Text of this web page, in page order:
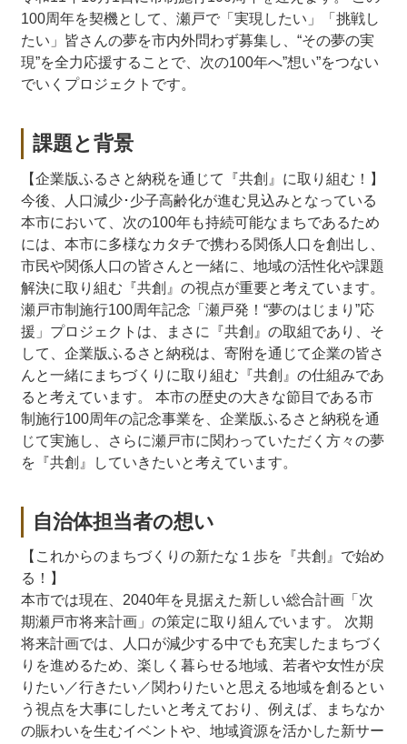
100周年を契機として、瀬戸で「実現したい」「挑戦し
たい」皆さんの夢を市内外問わず募集し、“その夢の実
現”を全力応援することで、次の100年へ”想い”をつない
でいくプロジェクトです。
課題と背景
【企業版ふるさと納税を通じて『共創』に取り組む！】
今後、人口減少･少子高齢化が進む見込みとなっている
本市において、次の100年も持続可能なまちであるため
には、本市に多様なカタチで携わる関係人口を創出し、
市民や関係人口の皆さんと一緒に、地域の活性化や課題
解決に取り組む『共創』の視点が重要と考えています。
瀬戸市制施行100周年記念「瀬戸発！“夢のはじまり”応
援」プロジェクトは、まさに『共創』の取組であり、そ
して、企業版ふるさと納税は、寄附を通じて企業の皆さ
んと一緒にまちづくりに取り組む『共創』の仕組みであ
ると考えています。 本市の歴史の大きな節目である市
制施行100周年の記念事業を、企業版ふるさと納税を通
じて実施し、さらに瀬戸市に関わっていただく方々の夢
を『共創』していきたいと考えています。
自治体担当者の想い
【これからのまちづくりの新たな１歩を『共創』で始め
る！】
本市では現在、2040年を見据えた新しい総合計画「次
期瀬戸市将来計画」の策定に取り組んでいます。 次期
将来計画では、人口が減少する中でも充実したまちづく
りを進めるため、楽しく暮らせる地域、若者や女性が戻
りたい／行きたい／関わりたいと思える地域を創るとい
う視点を大事にしたいと考えており、例えば、まちなか
の賑わいを生むイベントや、地域資源を活かした新サー